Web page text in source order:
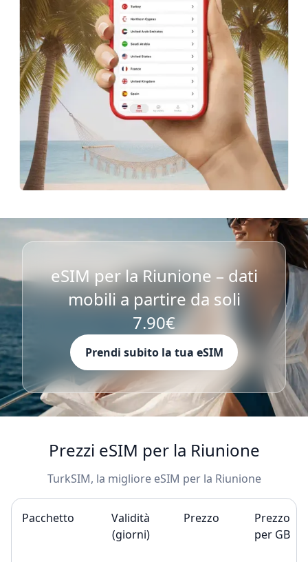
eSIM per la Riunione – dati
mobili a partire da soli
7.90€
Prendi subito la tua eSIM
Prezzi eSIM per la Riunione
TurkSIM, la migliore eSIM per la Riunione
Pacchetto
Validità
(giorni)
Prezzo
Prezzo
per GB